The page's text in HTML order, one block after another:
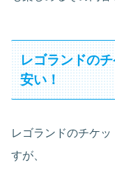
レゴランドの
安い！
レゴランドのチケ
すが、